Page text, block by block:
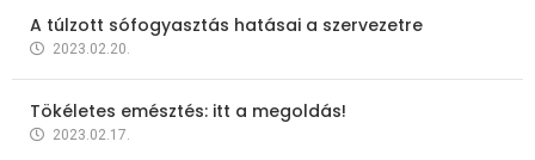
A túlzott sófogyasztás hatásai a szervezetre
2023.02.20.
Tökéletes emésztés: itt a megoldás!
2023.02.17.